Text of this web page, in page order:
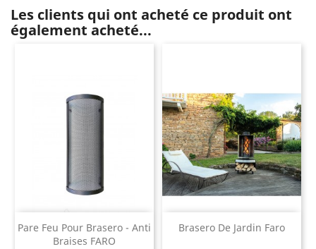
Les clients qui ont acheté ce produit ont
également acheté...
Pare Feu Pour Brasero - Anti
Braises FARO
Brasero De Jardin Faro